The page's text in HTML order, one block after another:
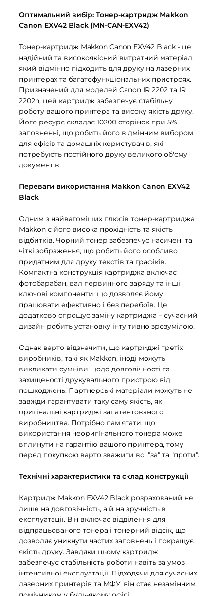
Оптимальний вибір: Тонер-картридж Makkon
Canon EXV42 Black (MN-CAN-EXV42)
Тонер-картридж Makkon Canon EXV42 Black - це
надійний та високоякісний витратний матеріал,
який відмінно підходить для друку на лазерних
принтерах та багатофункціональних пристроях.
Призначений для моделей Canon IR 2202 та IR
2202n, цей картридж забезпечує стабільну
роботу вашого принтера та високу якість друку.
Його ресурс складає 10200 сторінок при 5%
заповненні, що робить його відмінним вибором
для офісів та домашніх користувачів, які
потребують постійного друку великого об'єму
документів.
Переваги використання Makkon Canon EXV42
Black
Одним з найвагоміших плюсів тонер-картриджа
Makkon є його висока прохідність та якість
відбитків. Чорний тонер забезпечує насичені та
чіткі зображення, що робить його особливо
придатним для друку текстів та графіків.
Компактна конструкція картриджа включає
фотобарабан, вал первинного заряду та інші
ключові компоненти, що дозволяє йому
працювати ефективно і без перебоїв. Це
додатково спрощує заміну картриджа – сучасний
дизайн робить установку інтуїтивно зрозумілою.
Однак варто відзначити, що картриджі третіх
виробників, такі як Makkon, іноді можуть
викликати сумніви щодо довговічності та
захищеності друкувального пристрою від
пошкоджень. Партнерські матеріали можуть не
завжди гарантувати таку саму якість, як
оригінальні картриджі запатентованого
виробництва. Потрібно пам'ятати, що
використання неоригінального тонера може
вплинути на гарантію вашого принтера, тому
перед покупкою варто зважити всі "за" та "проти".
Технічні характеристики та склад конструкції
Картридж Makkon EXV42 Black розрахований не
лише на довговічність, а й на зручність в
експлуатації. Він включає відділення для
відпрацьованого тонера і тонерний відсік, що
дозволяє уникнути частих заповнень і покращує
якість друку. Завдяки цьому картридж
забезпечує стабільність роботи навіть за умов
інтенсивної експлуатації. Підходячи для сучасних
лазерних принтерів та МФУ, він стає незамінним